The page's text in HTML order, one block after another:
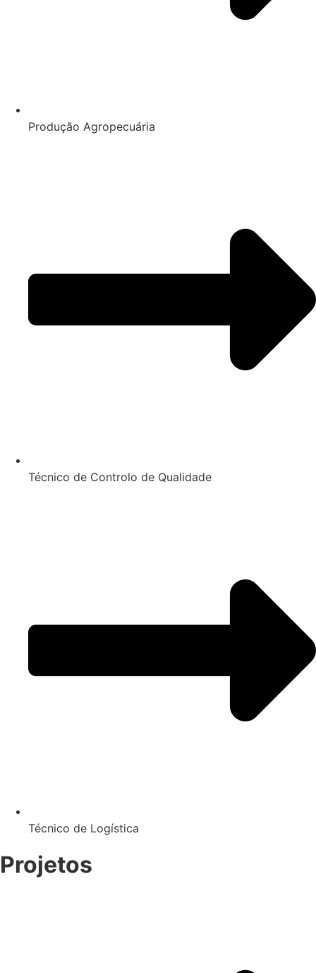
Produção Agropecuária
Técnico de Controlo de Qualidade
Técnico de Logística
Projetos